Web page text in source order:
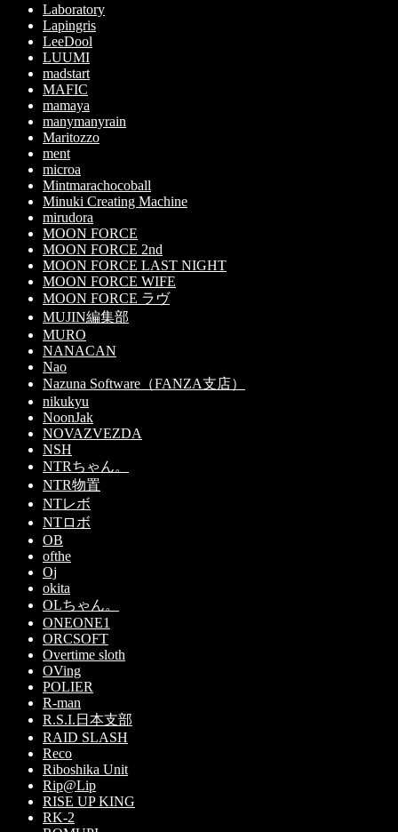
Laboratory
Lapingris
LeeDool
LUUMI
madstart
MAFIC
mamaya
manymanyrain
Maritozzo
ment
microa
Mintmarachocoball
Minuki Creating Machine
mirudora
MOON FORCE
MOON FORCE 2nd
MOON FORCE LAST NIGHT
MOON FORCE WIFE
MOON FORCE ラヴ
MUJIN編集部
MURO
NANACAN
Nao
Nazuna Software（FANZA支店）
nikukyu
NoonJak
NOVAZVEZDA
NSH
NTRちゃん。
NTR物置
NTレボ
NTロボ
OB
ofthe
Oj
okita
OLちゃん。
ONEONE1
ORCSOFT
Overtime sloth
OVing
POLIER
R-man
R.S.I.日本支部
RAID SLASH
Reco
Riboshika Unit
Rip@Lip
RISE UP KING
RK-2